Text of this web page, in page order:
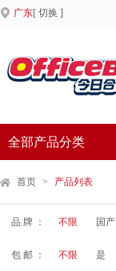
广东[ 切换 ]
全部产品分类
首页 > 产品列表
品 牌 ： 不限 国产
包 邮 ： 不限 是